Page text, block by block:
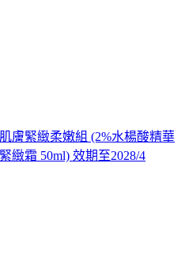
膚緊緻柔嫩組 (2%水楊酸精華
緻霜 50ml) 效期至2028/4